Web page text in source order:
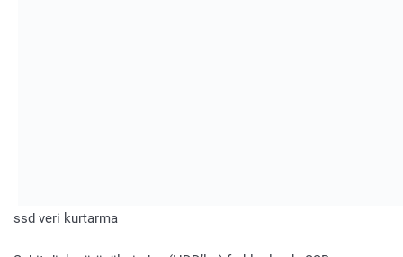
ssd veri kurtarma